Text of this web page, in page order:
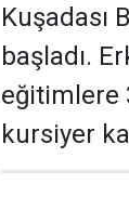
Kuşadası
başladı.
eğitimlere
kursiyer